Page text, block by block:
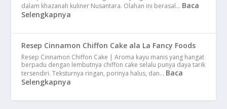
dalam khazanah kuliner Nusantara. Olahan ini berasal… Baca
Selengkapnya
Resep Cinnamon Chiffon Cake ala La Fancy Foods
Resep Cinnamon Chiffon Cake | Aroma kayu manis yang hangat
berpadu dengan lembutnya chiffon cake selalu punya daya tarik
tersendiri. Teksturnya ringan, porinya halus, dan… Baca
Selengkapnya